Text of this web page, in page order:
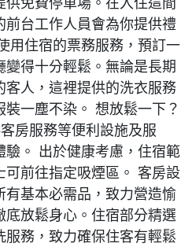
台工作人員會為你提供禮
用住宿的票務服務，預訂一
得十分輕鬆。無論是長期
人，這裡提供的洗衣服務
一塵不染。 想放鬆一下？
房服務等便利設施及服
。 出於健康考慮，住宿範
前往指定吸煙區。 客房設
基本必需品，致力營造愉
放鬆身心。住宿部分精選
務，致力確保住客有輕鬆